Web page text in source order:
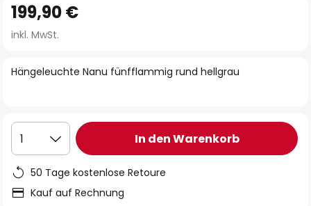
Anfang
der
springen
Hängeleuchte Nanu fünfflammig rund hellgrau
199,90 €
inkl. MwSt.
1 In den Warenkorb
50 Tage kostenlose Retoure
Kauf auf Rechnung